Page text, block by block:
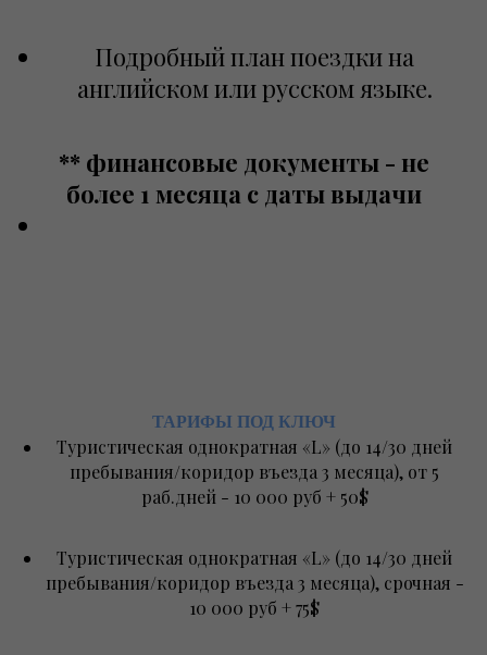
Подробный план поездки на
английском или русском языке.
** финансовые документы - не
более 1 месяца с даты выдачи
ТАРИФЫ ПОД КЛЮЧ
Туристическая однократная «L» (до 14/30 дней
пребывания/коридор въезда 3 месяца), от 5
раб.дней - 10 000 руб + 50$
Туристическая однократная «L» (до 14/30 дней
пребывания/коридор въезда 3 месяца), срочная -
10 000 руб + 75$